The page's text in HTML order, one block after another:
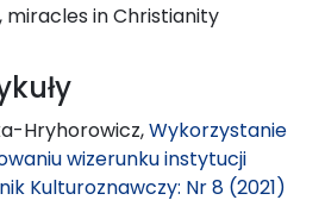
miracles in Christianity
Hryhorowicz,Wykorzystanie
wizerunku instytucji
Kulturoznawczy: Nr 8 (2021)